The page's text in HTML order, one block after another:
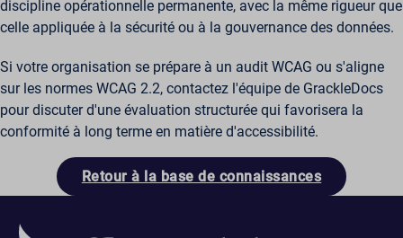
discipline opérationnelle permanente, avec la même rigueur que
celle appliquée à la sécurité ou à la gouvernance des données.
Si votre organisation se prépare à un audit WCAG ou s'aligne
sur les normes WCAG 2.2, contactez l'équipe de GrackleDocs
pour discuter d'une évaluation structurée qui favorisera la
conformité à long terme en matière d'accessibilité.
Retour à la base de connaissances